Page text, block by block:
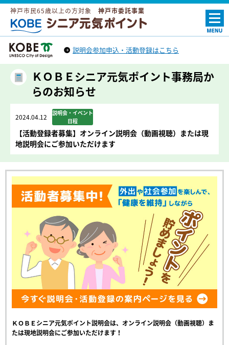
神戸市民65歳以上の方対象 神戸市委託事業
ＫＯＢＥシニア元気ポイント
神戸市トップへ
（外部リンク）
説明会参加申込・活動登録はこちら
ＫＯＢＥシニア元気ポイント事務局か
らのお知らせ
2024.04.12
説明会・イベント
日程
【活動登録者募集】オンライン説明会（動画視聴）または現
地説明会にご参加いただけます
ＫＯＢＥシニア元気ポイント説明会は、オンライン説明会（動画視聴）ま
たは現地説明会にご参加いただけます！